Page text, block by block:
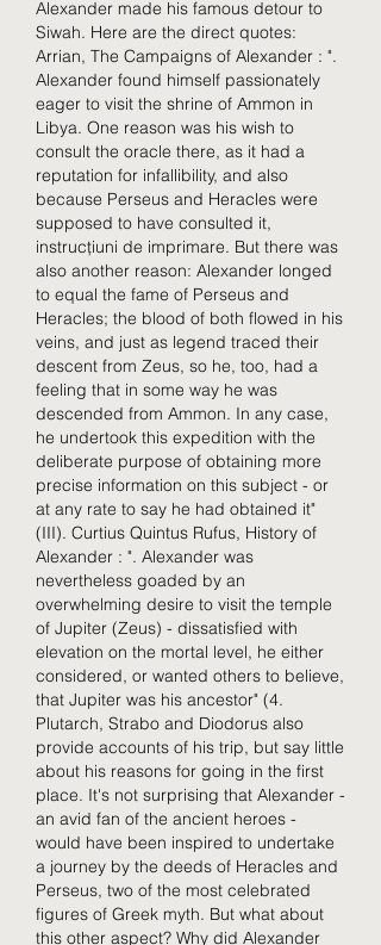
Alexander made his famous detour to
Siwah. Here are the direct quotes:
Arrian, The Campaigns of Alexander : ".
Alexander found himself passionately
eager to visit the shrine of Ammon in
Libya. One reason was his wish to
consult the oracle there, as it had a
reputation for infallibility, and also
because Perseus and Heracles were
supposed to have consulted it,
instrucțiuni de imprimare. But there was
also another reason: Alexander longed
to equal the fame of Perseus and
Heracles; the blood of both flowed in his
veins, and just as legend traced their
descent from Zeus, so he, too, had a
feeling that in some way he was
descended from Ammon. In any case,
he undertook this expedition with the
deliberate purpose of obtaining more
precise information on this subject - or
at any rate to say he had obtained it"
(III). Curtius Quintus Rufus, History of
Alexander : ". Alexander was
nevertheless goaded by an
overwhelming desire to visit the temple
of Jupiter (Zeus) - dissatisfied with
elevation on the mortal level, he either
considered, or wanted others to believe,
that Jupiter was his ancestor" (4.
Plutarch, Strabo and Diodorus also
provide accounts of his trip, but say little
about his reasons for going in the first
place. It's not surprising that Alexander -
an avid fan of the ancient heroes -
would have been inspired to undertake
a journey by the deeds of Heracles and
Perseus, two of the most celebrated
figures of Greek myth. But what about
this other aspect? Why did Alexander